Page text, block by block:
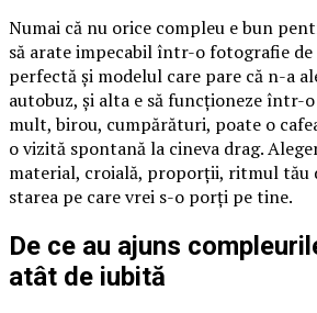
Numai că nu orice compleu e bun
să arate impecabil într-o fotografie
perfectă și modelul care pare că n-a
autobuz, și alta e să funcționeze într-
mult, birou, cumpărături, poate o
o vizită spontană la cineva drag.
material, croială, proporții, ritmul tău
starea pe care vrei s-o porți pe tine.
De ce au ajuns
atât de iubită